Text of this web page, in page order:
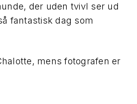
der uden tvivl ser ud
fantastisk dag som
mens fotografen er